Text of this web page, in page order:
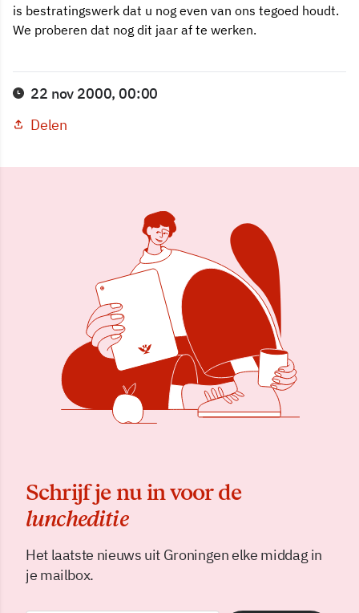
is bestratingswerk dat u nog even van ons tegoed houdt.
We proberen dat nog dit jaar af te werken.
22 nov 2000, 00:00
Delen
Schrijf je nu in voor de
luncheditie
Het laatste nieuws uit Groningen elke middag in
je mailbox.